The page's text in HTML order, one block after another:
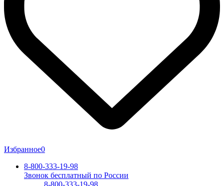
Избранное0
8-800-333-19-98
Звонок бесплатный по России
8-800-333-19-98